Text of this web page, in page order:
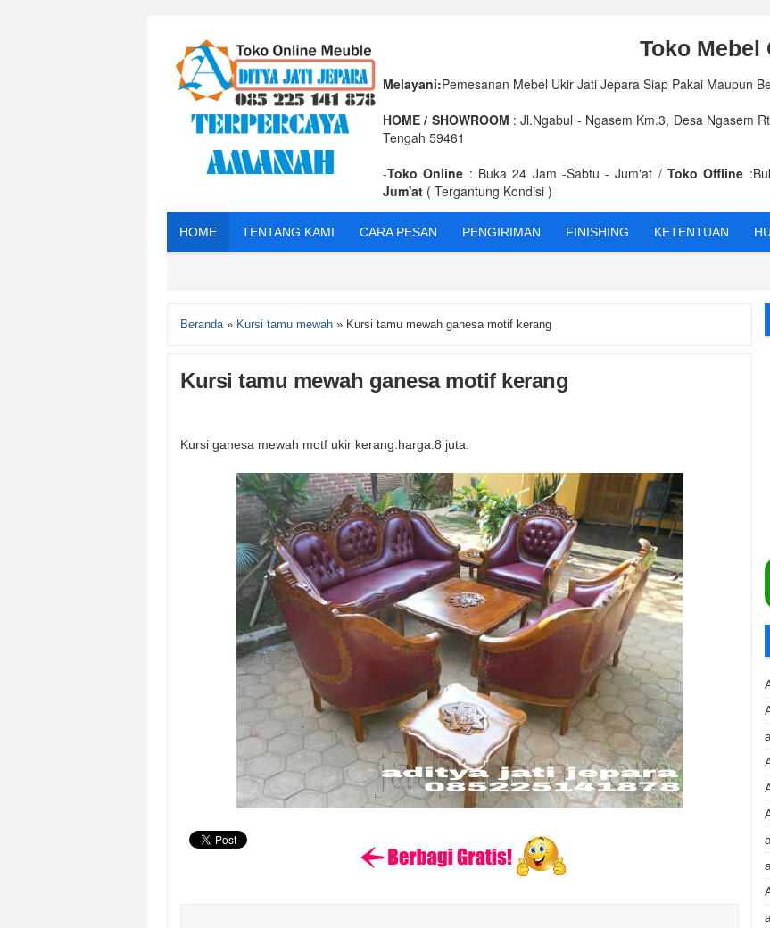
Toko
Melayani:Pemesanan Mebel Ukir Jati Jepara Siap Pakai Maupun
HOME / SHOWROOM : Jl.Ngabul - Ngasem Km.3, Desa Ngasem
Tengah 59461
-Toko Online : Buka 24 Jam -Sabtu - Jum'at /Toko Offline
Jum'at ( Tergantung Kondisi )
HOME TENTANG KAMI CARA PESAN PENGIRIMAN FINISHING KETENTUAN
Beranda» Kursi tamu mewah » Kursi tamu mewah ganesa motif kerang
Kursi tamu mewah ganesa motif kerang
Kursi ganesa mewah motf ukir kerang.harga.8 juta.